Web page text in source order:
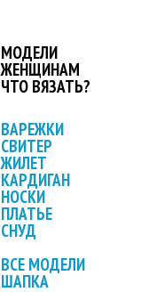
МОДЕЛИ
ЖЕНЩИНАМ
ЧТО ВЯЗАТЬ?
ВАРЕЖКИ
СВИТЕР
ЖИЛЕТ
КАРДИГАН
НОСКИ
ПЛАТЬЕ
СНУД
ВСЕ МОДЕЛИ
ШАПКА